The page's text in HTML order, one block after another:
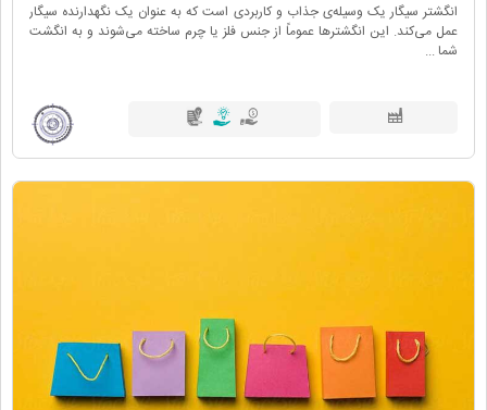
انگشتر سیگار یک وسیله‌ی جذاب و کاربردی است که به عنوان یک نگهدارنده سیگار
عمل می‌کند. این انگشترها عموماً از جنس فلز یا چرم ساخته می‌شوند و به انگشت
شما ...